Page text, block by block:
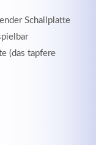
Schallplatte
(das tapfere
dolor.